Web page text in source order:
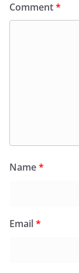
Comment*
Name*
Email*